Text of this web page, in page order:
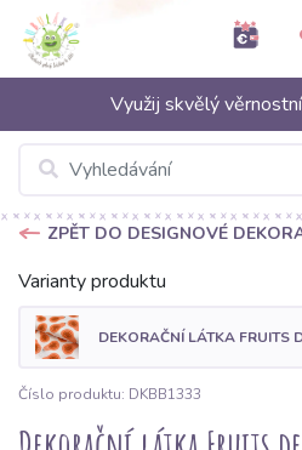
Využij skvělý
ZPĚT DO DESIGNOVÉ
Varianty produktu
DEKORAČNÍ LÁTKA FRUITS
Číslo produktu: DKBB1333